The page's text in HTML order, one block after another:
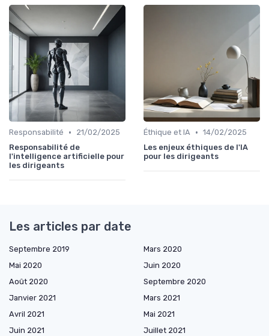
Responsabilité •
21/02/2025
Responsabilité de
l'intelligence artificielle pour
les dirigeants
Éthique et IA • 14/02/2025
Les enjeux éthiques de l'IA
pour les dirigeants
Les articles par date
Septembre 2019
Mars 2020
Mai 2020
Juin 2020
Août 2020
Septembre 2020
Janvier 2021
Mars 2021
Avril 2021
Mai 2021
Juin 2021
Juillet 2021